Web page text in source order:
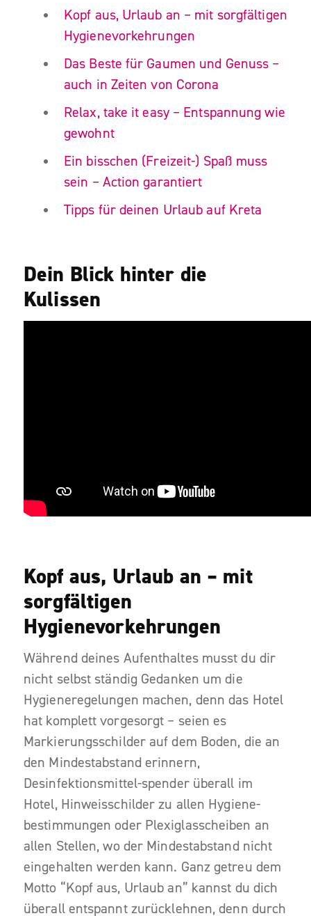
Kopf aus, Urlaub an – mit sorgfältigen
Hygienevorkehrungen
Das Beste für Gaumen und Genuss –
auch in Zeiten von Corona
Relax, take it easy – Entspannung wie
gewohnt
Ein bisschen (Freizeit-) Spaß muss
sein – Action garantiert
Tipps für deinen Urlaub auf Kreta
Dein Blick hinter die
Kulissen
Kopf aus, Urlaub an – mit
sorgfältigen
Hygienevorkehrungen
Während deines Aufenthaltes musst du dir
nicht selbst ständig Gedanken um die
Hygieneregelungen machen, denn das Hotel
hat komplett vorgesorgt – seien es
Markierungsschilder auf dem Boden, die an
den Mindestabstand erinnern,
Desinfektionsmittel-spender überall im
Hotel, Hinweisschilder zu allen Hygiene-
bestimmungen oder Plexiglasscheiben an
allen Stellen, wo der Mindestabstand nicht
eingehalten werden kann. Ganz getreu dem
Motto “Kopf aus, Urlaub an” kannst du dich
überall entspannt zurücklehnen, denn durch